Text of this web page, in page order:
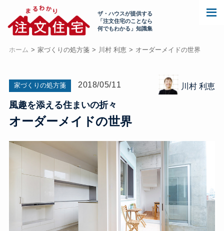
ザ・ハウスが提供する
「注文住宅のことなら
何でもわかる」知識集
ホーム 家づくりの処方箋 川村 利恵 オーダーメイドの世界
家づくりの処方箋 2018/05/11 川村 利恵
風趣を添える住まいの折々
オーダーメイドの世界